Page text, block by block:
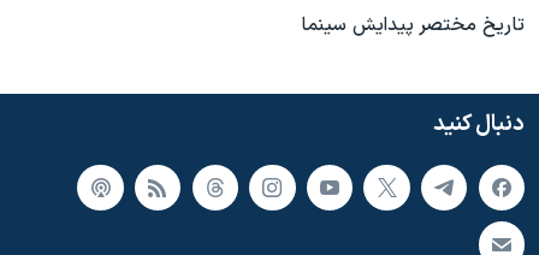
تاريخ مختصر پيدايش سينما
دنبال کنید